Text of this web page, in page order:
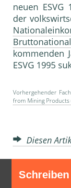
neuen
der
kommenden
ESVG 1995
Vorhergehender
from Mining Products
Diesen